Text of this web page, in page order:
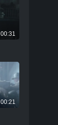
00:31
00:21